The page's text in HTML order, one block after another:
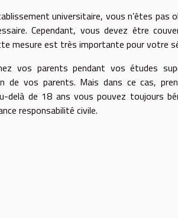
universitaire, vous n’êtes pas
Cependant, vous devez être
mesure est très importante pour votre
vos parents pendant vos études
de vos parents. Mais dans ce cas,
delà de 18 ans vous pouvez toujours
responsabilité civile.